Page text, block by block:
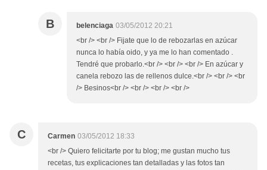
B belenciaga 03/05/2012 20:21
<br /> <br /> Fijate que lo de rebozarlas en azúcar
nunca lo había oido, y ya me lo han comentado .
Tendré que probarlo.<br /> <br /> <br /> En azúcar y
canela rebozo las de rellenos dulce.<br /> <br /> <br
/> Besinos<br /> <br /> <br /> <br />
C Carmen 03/05/2012 18:33
<br /> Quiero felicitarte por tu blog; me gustan mucho tus
recetas, tus explicaciones tan detalladas y las fotos tan